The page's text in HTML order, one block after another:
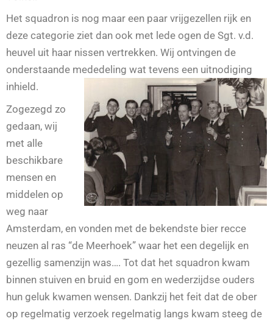
Het squadron is nog maar een paar vrijgezellen rijk en
deze categorie ziet dan ook met lede ogen de Sgt. v.d.
heuvel uit haar nissen vertrekken. Wij ontvingen de
onderstaande mededeling wat tevens een uitnodiging
inhield.
Zogezegd zo
gedaan, wij
met alle
beschikbare
mensen en
middelen op
weg naar
Amsterdam, en vonden met de bekendste bier recce
neuzen al ras “de Meerhoek” waar het een degelijk en
gezellig samenzijn was…. Tot dat het squadron kwam
binnen stuiven en bruid en gom en wederzijdse ouders
hun geluk kwamen wensen. Dankzij het feit dat de ober
op regelmatig verzoek regelmatig langs kwam steeg de